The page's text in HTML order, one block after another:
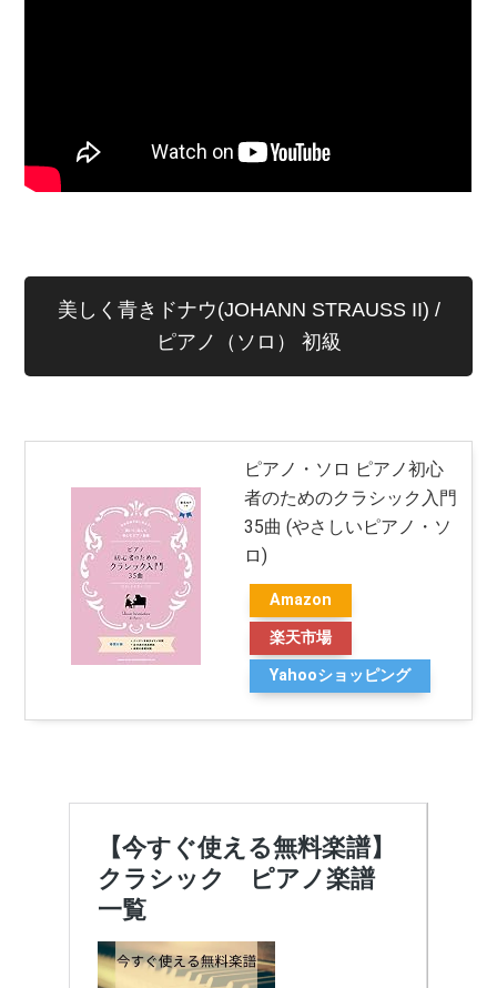
美しく青きドナウ(JOHANN STRAUSS II) /
ピアノ（ソロ） 初級
ピアノ・ソロ ピアノ初心
者のためのクラシック入門
35曲 (やさしいピアノ・ソ
ロ)
Amazon
楽天市場
Yahooショッピング